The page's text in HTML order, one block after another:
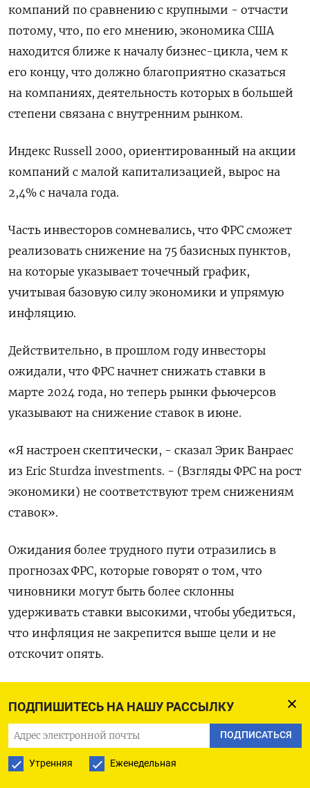
ПОДПИШИТЕСЬ НА НАШУ РАССЫЛКУ
ПОДПИСАТЬСЯ
Утренняя Еженедельная
компаний по сравнению с крупными - отчасти
потому, что, по его мнению, экономика США
находится ближе к началу бизнес-цикла, чем к
его концу, что должно благоприятно сказаться
на компаниях, деятельность которых в большей
степени связана с внутренним рынком.
Индекс Russell 2000, ориентированный на акции
компаний с малой капитализацией, вырос на
2,4% с начала года.
Часть инвесторов сомневались, что ФРС сможет
реализовать снижение на 75 базисных пунктов,
на которые указывает точечный график,
учитывая базовую силу экономики и упрямую
инфляцию.
Действительно, в прошлом году инвесторы
ожидали, что ФРС начнет снижать ставки в
марте 2024 года, но теперь рынки фьючерсов
указывают на снижение ставок в июне.
«Я настроен скептически, - сказал Эрик Ванраес
из Eric Sturdza investments. - (Взгляды ФРС на рост
экономики) не соответствуют трем снижениям
ставок».
Ожидания более трудного пути отразились в
прогнозах ФРС, которые говорят о том, что
чиновники могут быть более склонны
удерживать ставки высокими, чтобы убедиться,
что инфляция не закрепится выше цели и не
отскочит опять.
три снижения ставки на четверть пункта в 2024
году, другие девять - два или меньше. Лишь
один включил в план больше шагов вниз, чем
медианный показатель.